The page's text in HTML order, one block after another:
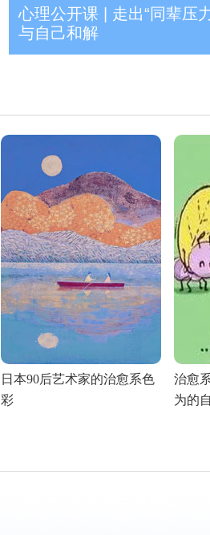
心理公开课 | 走出“同辈压力
与自己和解
日本90后艺术家的治愈系色
彩
治愈
为的